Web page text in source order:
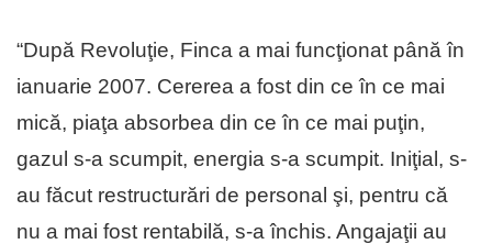
“După Revoluţie, Finca a mai funcţionat până în
ianuarie 2007. Cererea a fost din ce în ce mai
mică, piaţa absorbea din ce în ce mai puţin,
gazul s-a scumpit, energia s-a scumpit. Iniţial, s-
au făcut restructurări de personal şi, pentru că
nu a mai fost rentabilă, s-a închis. Angajaţii au